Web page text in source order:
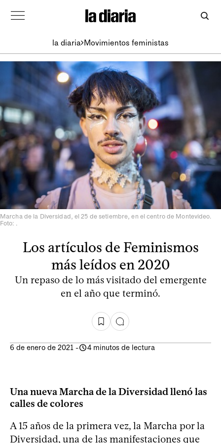
la diaria Movimientos feministas
Marcha de la Diversidad, el 25 de setiembre, en el centro de Montevideo.
Foto: .
Los artículos de Feminismos
más leídos en 2020
Un repaso de lo más visitado del emergente
en el año que terminó.
6 de enero de 2021 - 4 minutos de lectura
Una nueva Marcha de la Diversidad llenó las
calles de colores
A 15 años de la primera vez, la Marcha por la
Diversidad, una de las manifestaciones que